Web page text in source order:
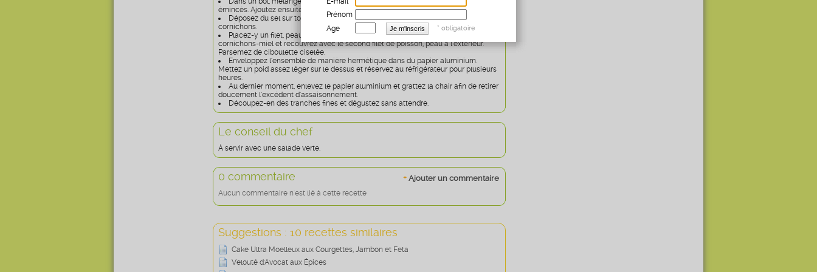
émincés. Ajoutez ensuite les cornichons coupés en petits dés.
Déposez du sel sur toute la surface d'un plat, puis la moitié de la préparation aux
cornichons.
Placez-y un filet, peau contre le sel, badigeonnez du reste du mélange
cornichons-miel et recouvrez avec le second filet de poisson, peau à l'extérieur.
Parsemez de ciboulette ciselée.
Enveloppez l'ensemble de manière hermétique dans du papier aluminium.
Mettez un poid assez léger sur le dessus et réservez au réfrigérateur pour plusieurs
heures.
Au dernier moment, enlevez le papier aluminium et grattez la chair afin de retirer
doucement l'excédent d'assaisonnement.
Découpez-en des tranches fines et dégustez sans attendre.
Le conseil du chef
À servir avec une salade verte.
+ Ajouter un commentaire
0 commentaire
Aucun commentaire n'est lié à cette recette
Suggestions : 10 recettes similaires
Cake Ultra Moelleux aux Courgettes, Jambon et Feta
Velouté d'Avocat aux Épices
Prénom
Age
* obligatoire